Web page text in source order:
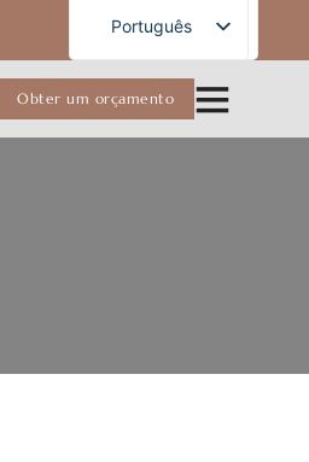
Portuguese
Português
English
French
Obter um orçamento